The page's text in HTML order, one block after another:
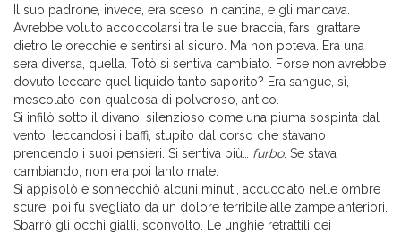
Il suo padrone, invece, era sceso in cantina, e gli mancava.
Avrebbe voluto accoccolarsi tra le sue braccia, farsi grattare
dietro le orecchie e sentirsi al sicuro. Ma non poteva. Era una
sera diversa, quella. Totò si sentiva cambiato. Forse non avrebbe
dovuto leccare quel liquido tanto saporito? Era sangue, sì,
mescolato con qualcosa di polveroso, antico.
Si infilò sotto il divano, silenzioso come una piuma sospinta dal
vento, leccandosi i baffi, stupito dal corso che stavano
prendendo i suoi pensieri. Si sentiva più… furbo. Se stava
cambiando, non era poi tanto male.
Si appisolò e sonnecchiò alcuni minuti, accucciato nelle ombre
scure, poi fu svegliato da un dolore terribile alle zampe anteriori.
Sbarrò gli occhi gialli, sconvolto. Le unghie retrattili dei